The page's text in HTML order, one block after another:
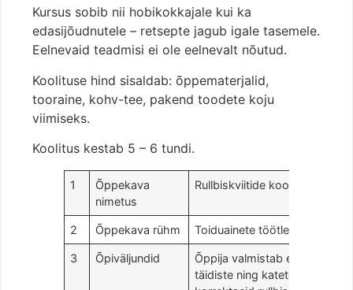
Kursus sobib nii hobikokkajale kui ka
edasijõudnutele – retsepte jagub igale tasemele.
Eelnevaid teadmisi ei ole eelnevalt nõutud.
Koolituse hind sisaldab: õppematerjalid,
tooraine, kohv-tee, pakend toodete koju
viimiseks.
Koolitus kestab 5 – 6 tundi.
1
Õppekava
nimetus
Rullbiskviitide koolitus
2 Õppekava rühm Toiduainete töötlemine
3 Õpiväljundid
Õppija valmistab erinevate
täidiste ning katetega